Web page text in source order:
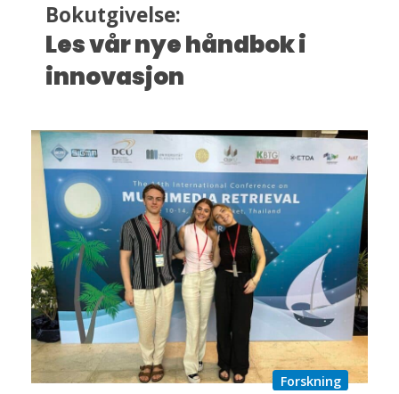
Bokutgivelse:
Les vår nye håndbok i
innovasjon
Forskning